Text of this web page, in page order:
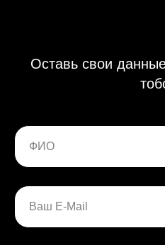
Оставь свои